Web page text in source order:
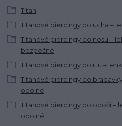
Titan
Titanové piercingy do ucha –
Titanové piercingy do nosu –
bezpečné
Titanové piercingy do rtu –
Titanové piercingy do
odolné
Titanové piercingy do obočí –
odolné